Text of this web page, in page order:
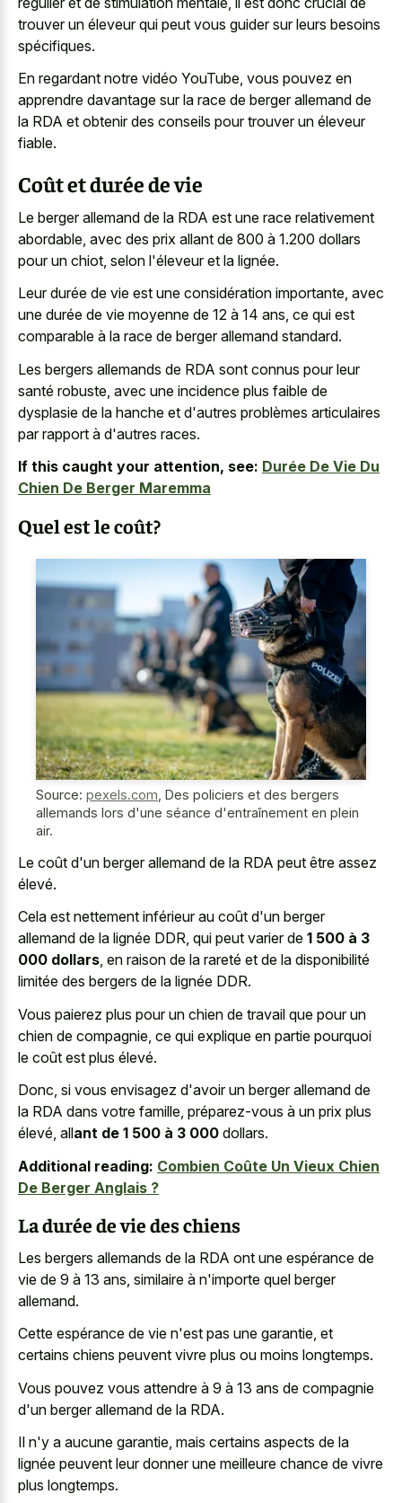
trouver un éleveur qui peut vous guider sur leurs besoins
spécifiques.
En regardant notre vidéo YouTube, vous pouvez en
apprendre davantage sur la race de berger allemand de
la RDA et obtenir des conseils pour trouver un éleveur
fiable.
Coût et durée de vie
Le berger allemand de la RDA est une race relativement
abordable, avec des prix allant de 800 à 1.200 dollars
pour un chiot, selon l'éleveur et la lignée.
Leur durée de vie est une considération importante, avec
une durée de vie moyenne de 12 à 14 ans, ce qui est
comparable à la race de berger allemand standard.
Les bergers allemands de RDA sont connus pour leur
santé robuste, avec une incidence plus faible de
dysplasie de la hanche et d'autres problèmes articulaires
par rapport à d'autres races.
If this caught your attention, see: Durée De Vie Du
Chien De Berger Maremma
Quel est le coût?
Source: pexels.com Des policiers et des bergers
allemands lors d'une séance d'entraînement en plein
air.
Le coût d'un berger allemand de la RDA peut être assez
élevé.
Cela est nettement inférieur au coût d'un berger
allemand de la lignée DDR, qui peut varier de 1 500 à 3
000 dollars, en raison de la rareté et de la disponibilité
limitée des bergers de la lignée DDR.
Vous paierez plus pour un chien de travail que pour un
chien de compagnie, ce qui explique en partie pourquoi
le coût est plus élevé.
Donc, si vous envisagez d'avoir un berger allemand de
la RDA dans votre famille, préparez-vous à un prix plus
élevé, allant de 1 500 à 3 000 dollars.
Additional reading: Combien Coûte Un Vieux Chien
De Berger Anglais ?
La durée de vie des chiens
Les bergers allemands de la RDA ont une espérance de
vie de 9 à 13 ans, similaire à n'importe quel berger
allemand.
Cette espérance de vie n'est pas une garantie, et
certains chiens peuvent vivre plus ou moins longtemps.
Vous pouvez vous attendre à 9 à 13 ans de compagnie
d'un berger allemand de la RDA.
Il n'y a aucune garantie, mais certains aspects de la
lignée peuvent leur donner une meilleure chance de vivre
plus longtemps.